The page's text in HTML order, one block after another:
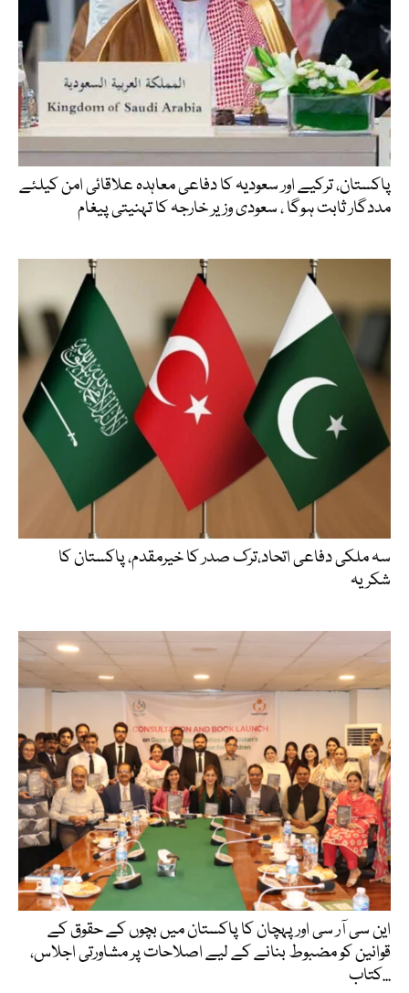
پاکستان، ترکیے اور سعودیہ کا دفاعی معاہدہ علاقائی امن کیلئے
مددگار ثابت ہوگا ، سعودی وزیر خارجہ کا تہنیتی پیغام
سہ ملکی دفاعی اتحاد،ترک صدر کا خیرمقدم، پاکستان کا
شکریہ
این سی آر سی اور پہچان کا پاکستان میں بچوں کے حقوق کے
قوانین کو مضبوط بنانے کے لیے اصلاحات پر مشاورتی اجلاس،
کتاب...